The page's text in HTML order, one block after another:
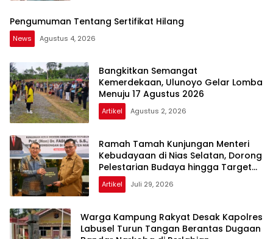
Pengumuman Tentang Sertifikat Hilang
News Agustus 4, 2026
Bangkitkan Semangat
Kemerdekaan, Ulunoyo Gelar Lomba
Menuju 17 Agustus 2026
Artikel Agustus 2, 2026
Ramah Tamah Kunjungan Menteri
Kebudayaan di Nias Selatan, Dorong
Pelestarian Budaya hingga Target
UNESCO
Artikel Juli 29, 2026
Warga Kampung Rakyat Desak Kapolres
Labusel Turun Tangan Berantas Dugaan